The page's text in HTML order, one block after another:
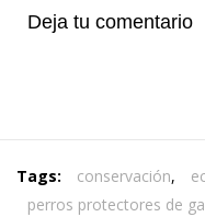
Deja tu comentario
Tags: conservación,
perros protectores de